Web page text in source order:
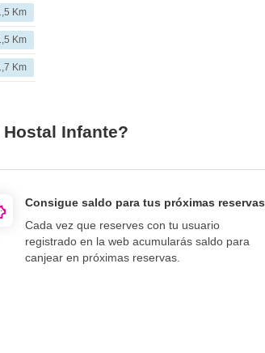
Km
Km
Km
Infante?
Consigue saldo para tus próximas reservas
Cada vez que reserves con tu usuario
registrado en la web acumularás saldo para
canjear en próximas reservas.